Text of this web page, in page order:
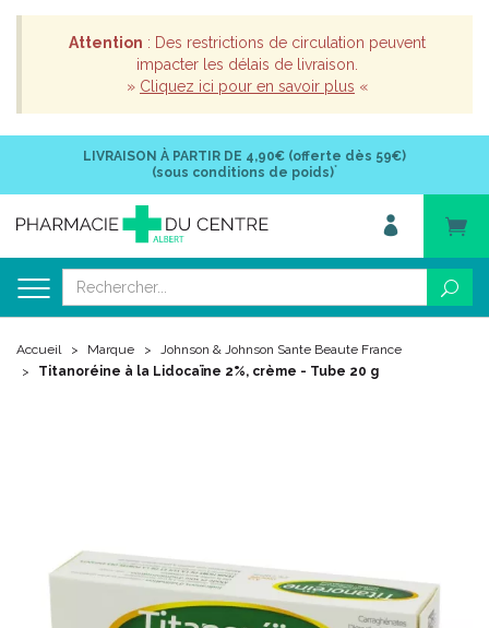
Attention : Des restrictions de circulation peuvent
impacter les délais de livraison.
» Cliquez ici pour en savoir plus «
LIVRAISON À PARTIR DE 4,90€ (offerte dès 59€)
(sous conditions de poids)*
Accueil Marque
Johnson & Johnson Sante Beaute France
Titanoréine à la Lidocaïne 2%, crème - Tube 20 g